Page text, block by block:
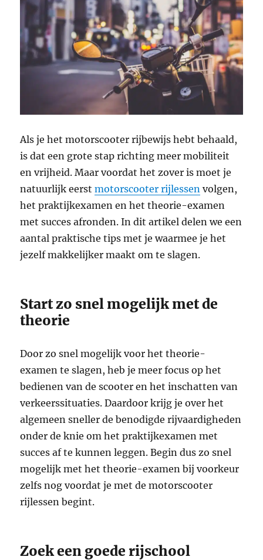
Als je het motorscooter rijbewijs hebt behaald,
is dat een grote stap richting meer mobiliteit
en vrijheid. Maar voordat het zover is moet je
natuurlijk eerstmotorscooter rijlessen volgen,
het praktijkexamen en het theorie-examen
met succes afronden. In dit artikel delen we een
aantal praktische tips met je waarmee je het
jezelf makkelijker maakt om te slagen.
Start zo snel mogelijk met de
theorie
Door zo snel mogelijk voor het theorie-
examen te slagen, heb je meer focus op het
bedienen van de scooter en het inschatten van
verkeerssituaties. Daardoor krijg je over het
algemeen sneller de benodigde rijvaardigheden
onder de knie om het praktijkexamen met
succes af te kunnen leggen. Begin dus zo snel
mogelijk met het theorie-examen bij voorkeur
zelfs nog voordat je met de motorscooter
rijlessen begint.
Zoek een goede rijschool